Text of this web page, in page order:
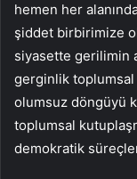
hemen her
şiddet birbirimize
siyasette gerilimin
gerginlik toplumsal
olumsuz döngüyü
toplumsal
demokratik